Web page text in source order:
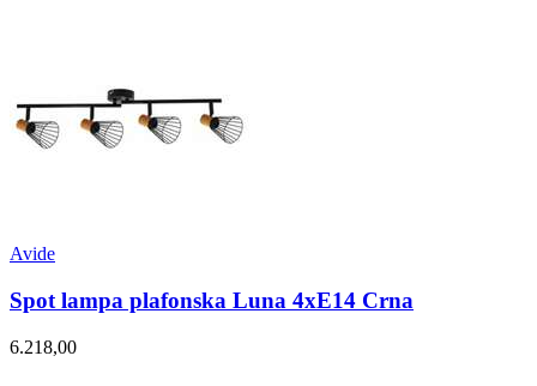
Avide
Spot lampa plafonska Luna 4xE14 Crna
6.218,00